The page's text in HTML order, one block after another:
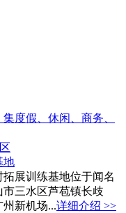
地
展训练基地位于闻名
三水区芦苞镇长歧
新机场...详细介绍 >>